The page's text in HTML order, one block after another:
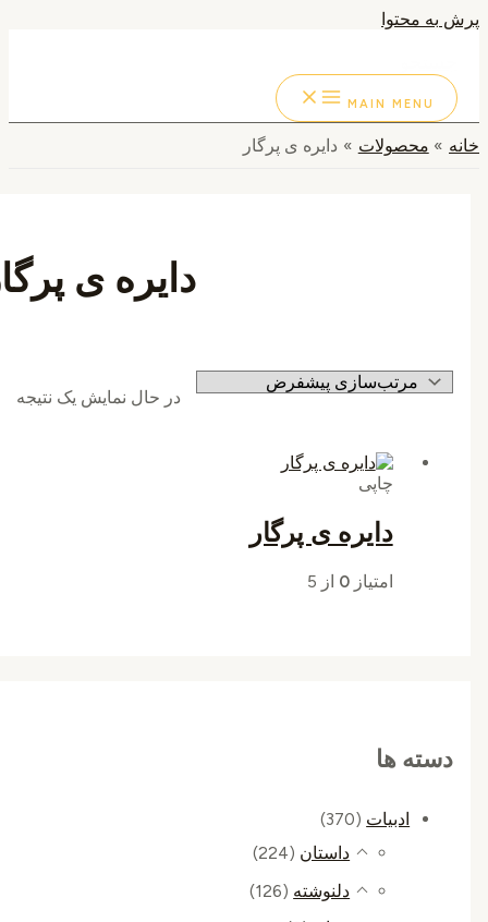
به محتوا
MAIN MENU
محصولات دایره ی پرگار
دسته ها
ادبیات (370)
داستان (224)
دلنوشته (126)
دایره ی پرگار
در حال نمایش یک نتیجه
چاپی
دایره ی پرگار
امتیاز0از 5